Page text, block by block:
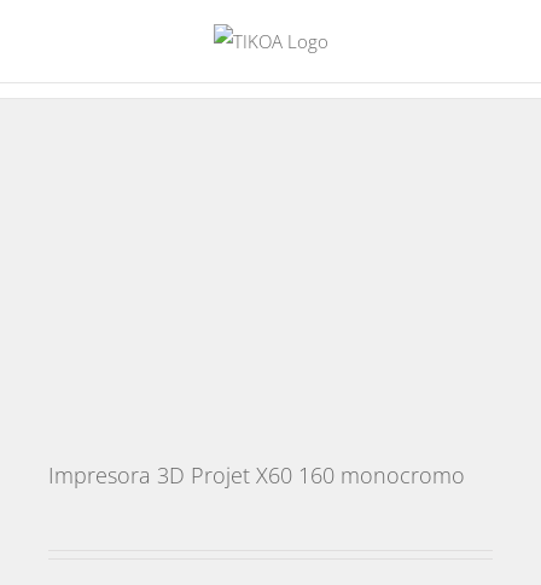
contenido
Impresora 3D Projet X60 160 monocromo